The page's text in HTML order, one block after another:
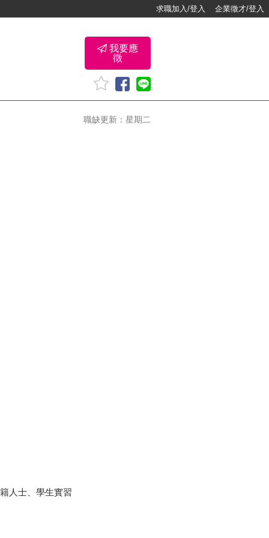
求職加入/登入 企業徵才/登入
我要應
徵
職缺更新：星期二
人士、學生實習